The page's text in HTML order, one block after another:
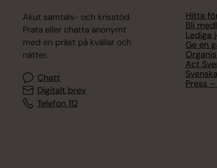
Akut samtals- och krisstöd.
Prata eller chatta anonymt
med en präst på kvällar och
nätter.
Chatt
Digitalt brev
Telefon 112
Hitta
Bli
Lediga
Ge en
Act
Press